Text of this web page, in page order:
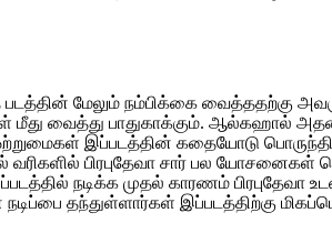
மேலும் நம்பிக்கை வைத்ததற்கு
வைத்து பாதுகாக்கும். ஆல்கஹால் அதன்
ஒற்றுமைகள் இப்படத்தின் கதையோடு
வரிகளில் பிரபுதேவா சார் பல
நடிக்க முதல் காரணம்
தந்துள்ளார்கள் இப்படத்திற்கு